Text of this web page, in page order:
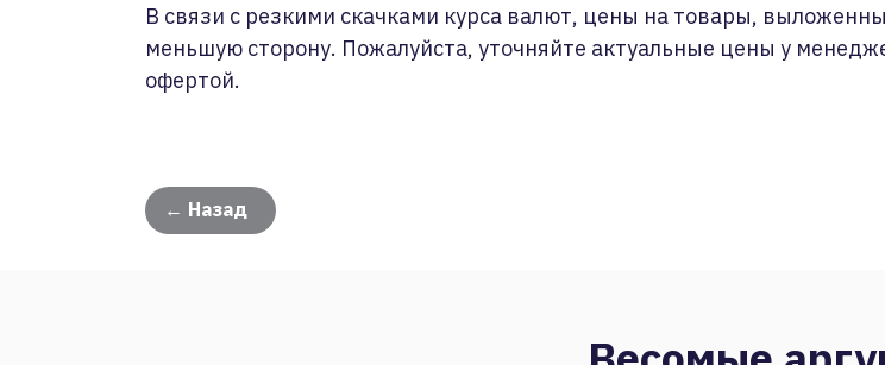
В связи с резкими скачками курса валют, цены на товары,
меньшую сторону. Пожалуйста, уточняйте актуальные цены у
офертой.
← Назад